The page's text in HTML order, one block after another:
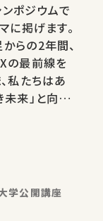
ポジウムで
に掲げます。
らの2年間、
の最前線を
私たちはあ
来」と向き
なる「産学
ジウムを…
学公開講座